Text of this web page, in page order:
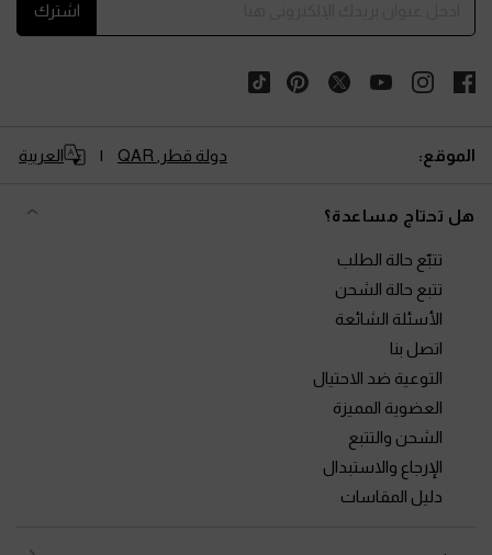
اشترك
الموقع: دولة قطر, QAR العربية
هل تحتاج مساعدة؟
تتبّع حالة الطلب
تتبع حالة الشحن
الأسئلة الشائعة
اتصل بنا
التوعية ضد الاحتيال
العضوية المميزة
الشحن والتتبع
الإرجاع والاستبدال
دليل المقاسات